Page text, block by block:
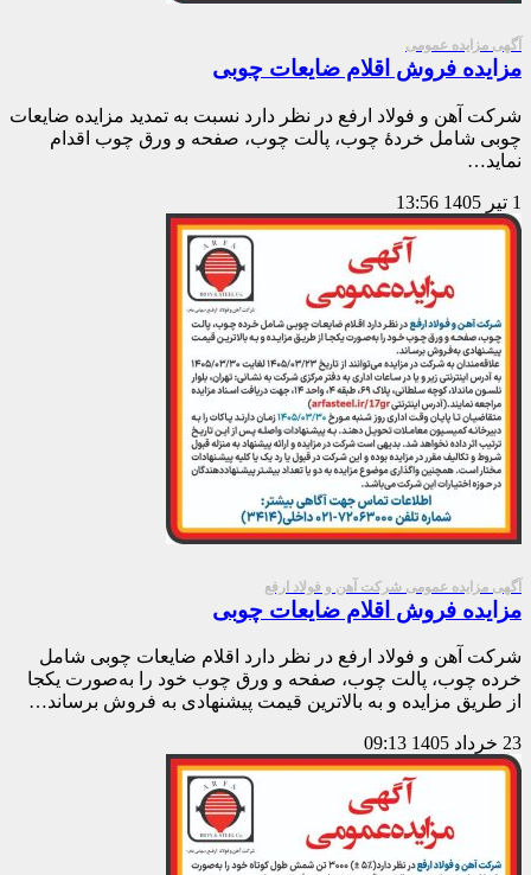
آگهی مزایده عمومی
مزایده فروش اقلام ضایعات چوبی
شرکت آهن و فولاد ارفع در نظر دارد نسبت به تمدید مزایده ضایعات
چوبی شامل خردۀ چوب، پالت چوب، صفحه و ورق چوب اقدام
نماید…
1 تیر 1405 13:56
آگهی مزایده عمومی شرکت آهن و فولاد ارفع
مزایده فروش اقلام ضایعات چوبی
شرکت آهن و فولاد ارفع در نظر دارد اقلام ضایعات چوبی شامل
خرده چوب، پالت چوب، صفحه و ورق چوب خود را به‌صورت یکجا
از طریق مزایده و به بالاترین قیمت پیشنهادی به فروش برساند…
23 خرداد 1405 09:13